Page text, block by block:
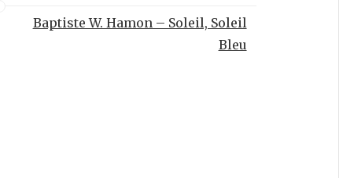
Baptiste W. Hamon – Soleil, Soleil
Bleu